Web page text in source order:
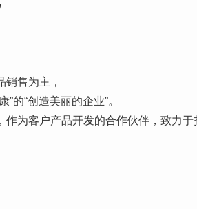
售为主，
的“创造美丽的企业”。
为客户产品开发的合作伙伴，致力于